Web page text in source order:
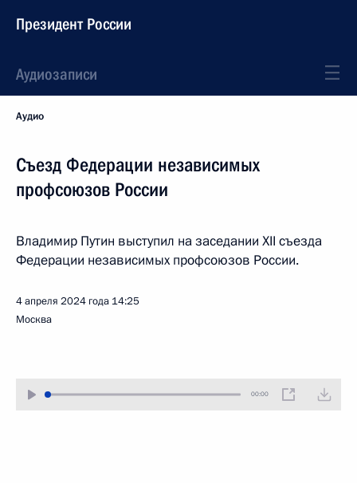
Президент России
Аудиозаписи
Аудио
Съезд Федерации независимых
профсоюзов России
Владимир Путин выступил на заседании XII съезда
Федерации независимых профсоюзов России.
4 апреля 2024 года 14:25
Москва
00:00